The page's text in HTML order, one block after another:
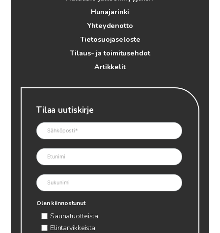
Hunajarinki
Yhteydenotto
Tietosuojaseloste
Tilaus- ja toimitusehdot
Artikkelit
Tilaa uutiskirje
Olen kiinnostunut
Saunatuotteista
Elintarvikkeista